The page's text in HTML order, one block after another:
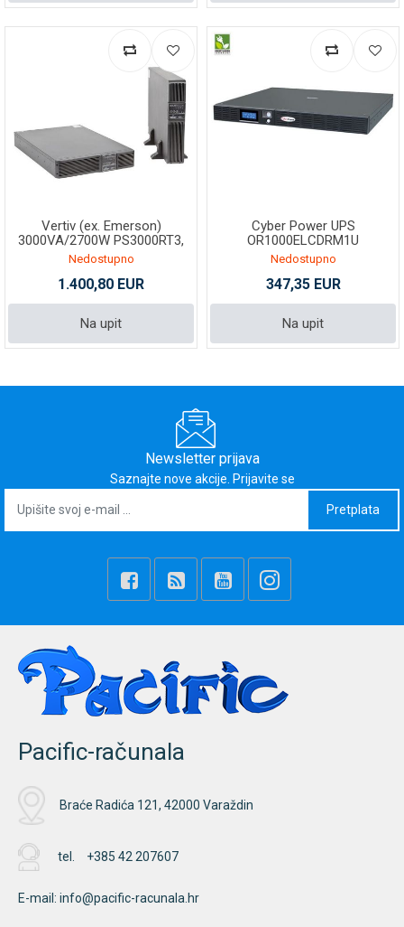
Vertiv (ex. Emerson)
3000VA/2700W PS3000RT3,
line-int., euro, t
Nedostupno
1.400,80 EUR
Na upit
Cyber Power UPS
OR1000ELCDRM1U
Nedostupno
347,35 EUR
Na upit
Newsletter prijava
Saznajte nove akcije. Prijavite se
Pretplata
Pacific-računala
Braće Radića 121, 42000 Varaždin
tel. +385 42 207607
E-mail: info@pacific-racunala.hr